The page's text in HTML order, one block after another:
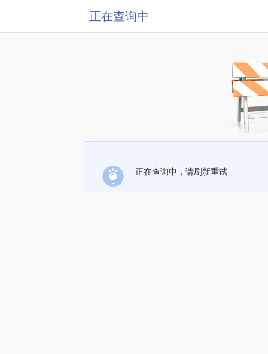
正在查询中
正在查询中，请刷新重试